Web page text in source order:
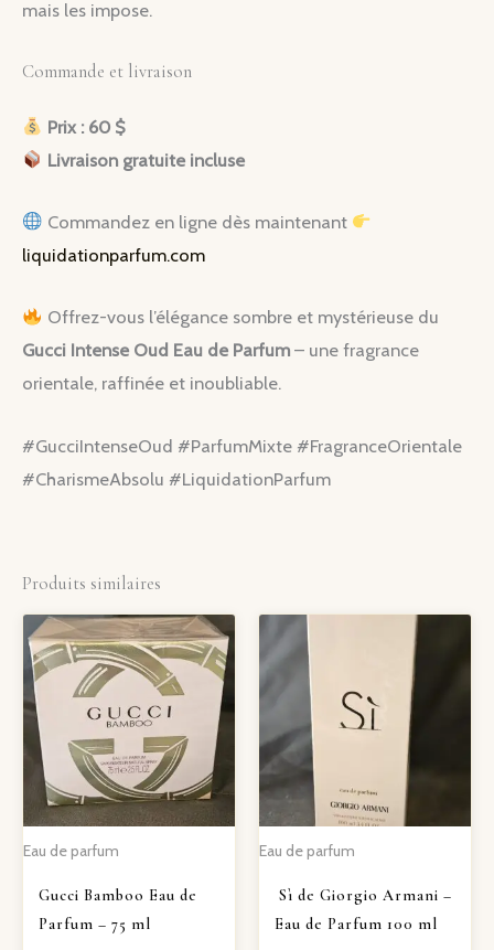
mais les impose.
Commande et livraison
Prix : 60 $
Livraison gratuite incluse
Commandez en ligne dès maintenant
liquidationparfum.com
Offrez-vous l’élégance sombre et mystérieuse du
Gucci Intense Oud Eau de Parfum – une fragrance
orientale, raffinée et inoubliable.
#GucciIntenseOud #ParfumMixte #FragranceOrientale
#CharismeAbsolu #LiquidationParfum
Produits similaires
Eau de parfum
Gucci Bamboo Eau de
Parfum – 75 ml
Eau de parfum
Sì de Giorgio Armani –
Eau de Parfum 100 ml